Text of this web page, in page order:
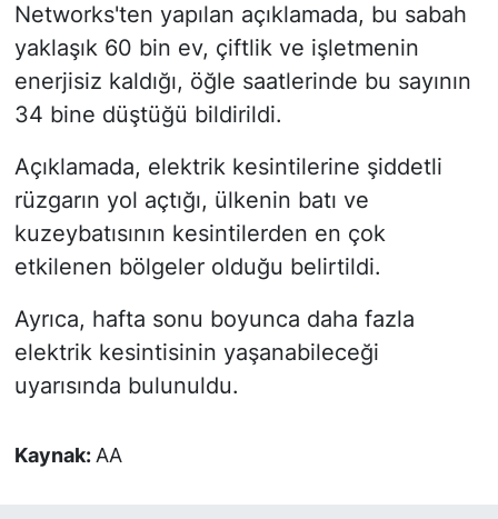
Networks'ten yapılan açıklamada, bu sabah
yaklaşık 60 bin ev, çiftlik ve işletmenin
enerjisiz kaldığı, öğle saatlerinde bu sayının
34 bine düştüğü bildirildi.
Açıklamada, elektrik kesintilerine şiddetli
rüzgarın yol açtığı, ülkenin batı ve
kuzeybatısının kesintilerden en çok
etkilenen bölgeler olduğu belirtildi.
Ayrıca, hafta sonu boyunca daha fazla
elektrik kesintisinin yaşanabileceği
uyarısında bulunuldu.
Kaynak:AA